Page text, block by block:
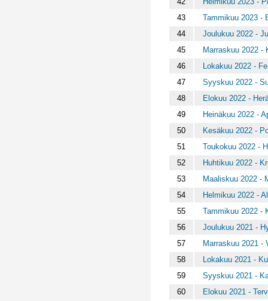
43
Tammikuu 2023 -
44
Joulukuu 2022 -
45
Marraskuu 2022 -
46
Lokakuu 2022 -
47
Syyskuu 2022 -
48
Elokuu 2022 -
49
Heinäkuu 2022 -
50
Kesäkuu 2022 -
51
Toukokuu 2022 -
52
Huhtikuu 2022 -
53
Maaliskuu 2022 -
54
Helmikuu 2022 -
55
Tammikuu 2022 -
56
Joulukuu 2021 -
57
Marraskuu 2021 -
58
Lokakuu 2021 -
59
Syyskuu 2021 -
60
Elokuu 2021 -